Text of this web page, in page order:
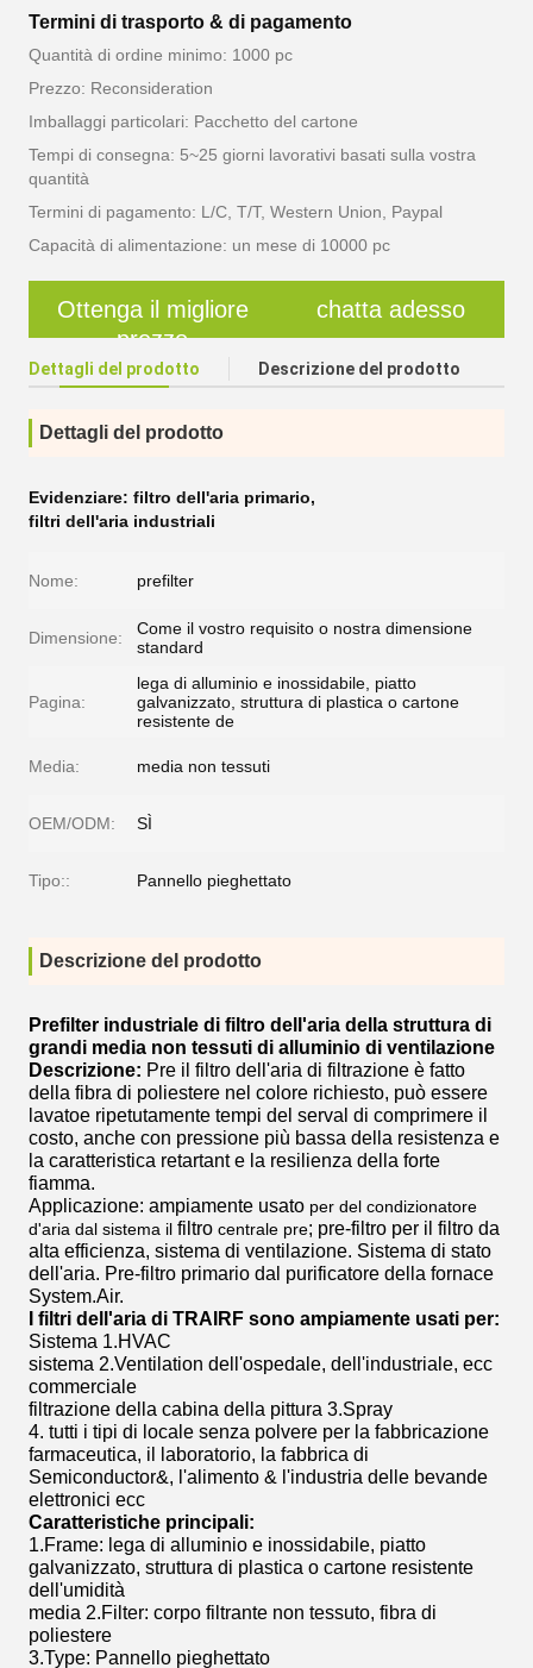
Termini di trasporto & di pagamento
Quantità di ordine minimo: 1000 pc
Prezzo: Reconsideration
Imballaggi particolari: Pacchetto del cartone
Tempi di consegna: 5~25 giorni lavorativi basati sulla vostra
quantità
Termini di pagamento: L/C, T/T, Western Union, Paypal
Capacità di alimentazione: un mese di 10000 pc
Ottenga il migliore
prezzo
chatta adesso
Dettagli del prodotto Descrizione del prodotto
Dettagli del prodotto
Evidenziare: filtro dell'aria primario,
filtri dell'aria industriali
Nome: prefilter
Dimensione:
Come il vostro requisito o nostra dimensione
standard
Pagina:
lega di alluminio e inossidabile, piatto
galvanizzato, struttura di plastica o cartone
resistente de
Media: media non tessuti
OEM/ODM: SÌ
Tipo:: Pannello pieghettato
Descrizione del prodotto
Prefilter industriale di filtro dell'aria della struttura di
grandi media non tessuti di alluminio di ventilazione
Descrizione: Pre il filtro dell'aria di filtrazione è fatto
della fibra di poliestere nel colore richiesto, può essere
lavatoe ripetutamente tempi del serval di comprimere il
costo, anche con pressione più bassa della resistenza e
la caratteristica retartant e la resilienza della forte
fiamma.
Applicazione: ampiamente usato per del condizionatore
d'aria dal sistema il filtro centrale pre; pre-filtro per il filtro da
alta efficienza, sistema di ventilazione. Sistema di stato
dell'aria. Pre-filtro primario dal purificatore della fornace
System.Air.
I filtri dell'aria di TRAIRF sono ampiamente usati per:
Sistema 1.HVAC
sistema 2.Ventilation dell'ospedale, dell'industriale, ecc
commerciale
filtrazione della cabina della pittura 3.Spray
4. tutti i tipi di locale senza polvere per la fabbricazione
farmaceutica, il laboratorio, la fabbrica di
Semiconductor&, l'alimento & l'industria delle bevande
elettronici ecc
Caratteristiche principali:
1.Frame: lega di alluminio e inossidabile, piatto
galvanizzato, struttura di plastica o cartone resistente
dell'umidità
media 2.Filter: corpo filtrante non tessuto, fibra di
poliestere
3.Type: Pannello pieghettato